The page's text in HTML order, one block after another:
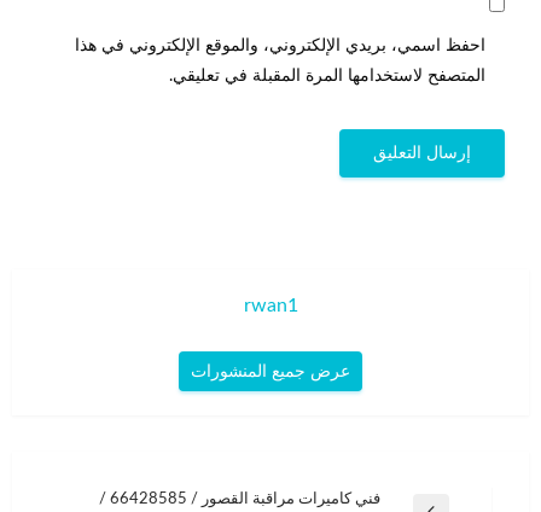
احفظ اسمي، بريدي الإلكتروني، والموقع الإلكتروني في هذا
المتصفح لاستخدامها المرة المقبلة في تعليقي.
rwan1
عرض جميع المنشورات
فني كاميرات مراقبة القصور / 66428585 /